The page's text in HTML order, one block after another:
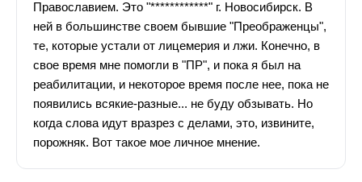
Православием. Это "************" г. Новосибирск. В
ней в большинстве своем бывшие "Преображенцы",
те, которые устали от лицемерия и лжи. Конечно, в
свое время мне помогли в "ПР", и пока я был на
реабилитации, и некоторое время после нее, пока не
появились всякие-разные... не буду обзывать. Но
когда слова идут вразрез с делами, это, извините,
порожняк. Вот такое мое личное мнение.